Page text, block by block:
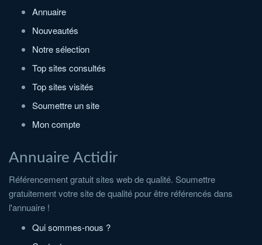
Annuaire
Nouveautés
Notre sélection
Top sites consultés
Top sites visités
Soumettre un site
Mon compte
Annuaire Actidir
Référencement gratuit sites web de qualité. Soumettre
gratuitement votre site de qualité pour être référencés dans
l'annuaire !
Qui sommes-nous ?